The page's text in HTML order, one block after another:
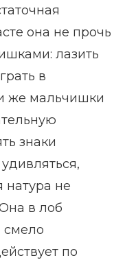
она не прочь
лазить
в
же мальчишки
знаки
натура не
в лоб
смело
по